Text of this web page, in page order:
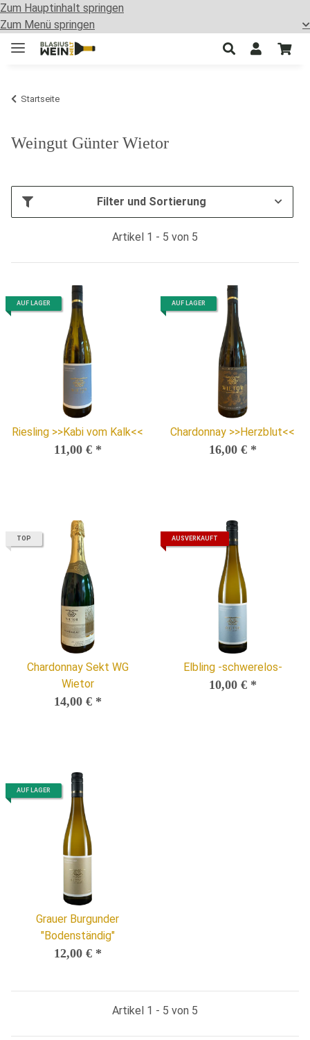
Zum Hauptinhalt springen
Zum Menü springen
Startseite
Weingut Günter Wietor
Filter und Sortierung
Artikel 1 - 5 von 5
AUF LAGER
Riesling >>Kabi vom Kalk<<
11,00 € *
AUF LAGER
Chardonnay >>Herzblut<<
16,00 € *
TOP
Chardonnay Sekt WG
Wietor
14,00 € *
AUSVERKAUFT
Elbling -schwerelos-
10,00 € *
AUF LAGER
Grauer Burgunder
"Bodenständig"
12,00 € *
Artikel 1 - 5 von 5